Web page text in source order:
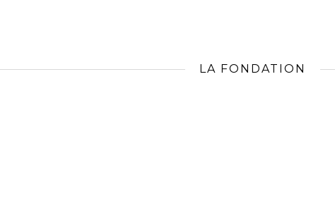
LA FONDATION